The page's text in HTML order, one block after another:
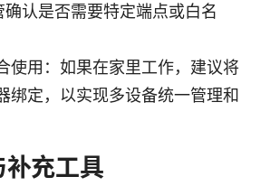
确认是否需要特定端点或白名
使用：如果在家里工作，建议将
绑定，以实现多设备统一管理和
充工具